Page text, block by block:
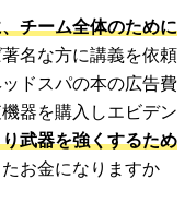
チーム全体のために
名な方に講義を依頼
ドスパの本の広告費
器を購入しエビデン
武器を強くするため
お金になりますか